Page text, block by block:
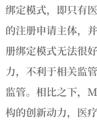
绑定模式，即只有
的注册申请主体，
册绑定模式无法很
力，不利于相关监
监管。相比之下，
构的创新动力，医